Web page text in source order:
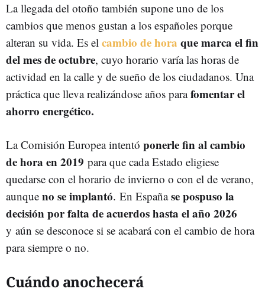
La llegada del otoño también supone uno de los
cambios que menos gustan a los españoles porque
alteran su vida. Es el cambio de hora que marca el fin
del mes de octubre, cuyo horario varía las horas de
actividad en la calle y de sueño de los ciudadanos. Una
práctica que lleva realizándose años parafomentar el
ahorro energético.
La Comisión Europea intentó ponerle fin al cambio
de hora en 2019 para que cada Estado eligiese
quedarse con el horario de invierno o con el de verano,
aunque no se implantó. En Españase pospuso la
decisión por falta de acuerdos hasta el año 2026
y aún se desconoce si se acabará con el cambio de hora
para siempre o no.
Cuándo anochecerá